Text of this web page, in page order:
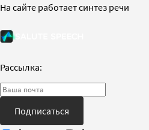
На сайте работает синтез речи
Рассылка:
Подписаться